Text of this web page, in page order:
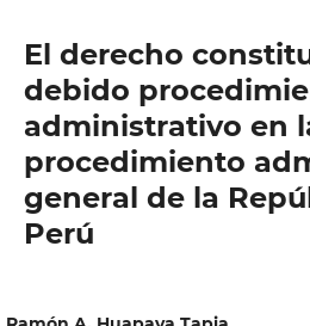
El derecho
debido
administrativo en
procedimiento
general de la
Perú